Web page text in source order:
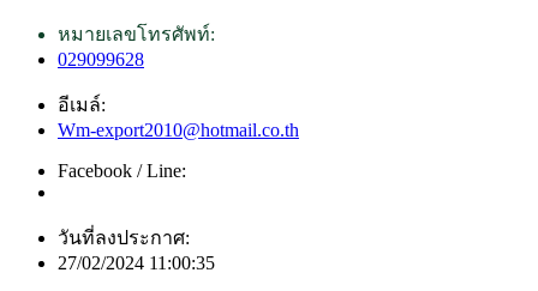
หมายเลขโทรศัพท์:
029099628
อีเมล์:
Wm-export2010@hotmail.co.th
Facebook / Line:
วันที่ลงประกาศ:
27/02/2024 11:00:35